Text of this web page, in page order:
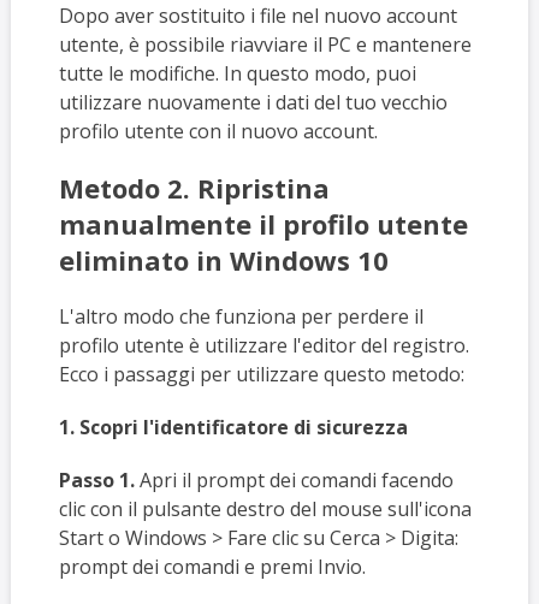
Dopo aver sostituito i file nel nuovo account
utente, è possibile riavviare il PC e mantenere
tutte le modifiche. In questo modo, puoi
utilizzare nuovamente i dati del tuo vecchio
profilo utente con il nuovo account.
Metodo 2. Ripristina
manualmente il profilo utente
eliminato in Windows 10
L'altro modo che funziona per perdere il
profilo utente è utilizzare l'editor del registro.
Ecco i passaggi per utilizzare questo metodo:
1. Scopri l'identificatore di sicurezza
Passo 1.Apri il prompt dei comandi facendo
clic con il pulsante destro del mouse sull'icona
Start o Windows > Fare clic su Cerca > Digita:
prompt dei comandi e premi Invio.